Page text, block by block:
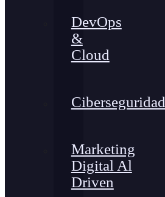
DevOps
&
Cloud
Ciberseguridad
Marketing
Digital Al
Driven